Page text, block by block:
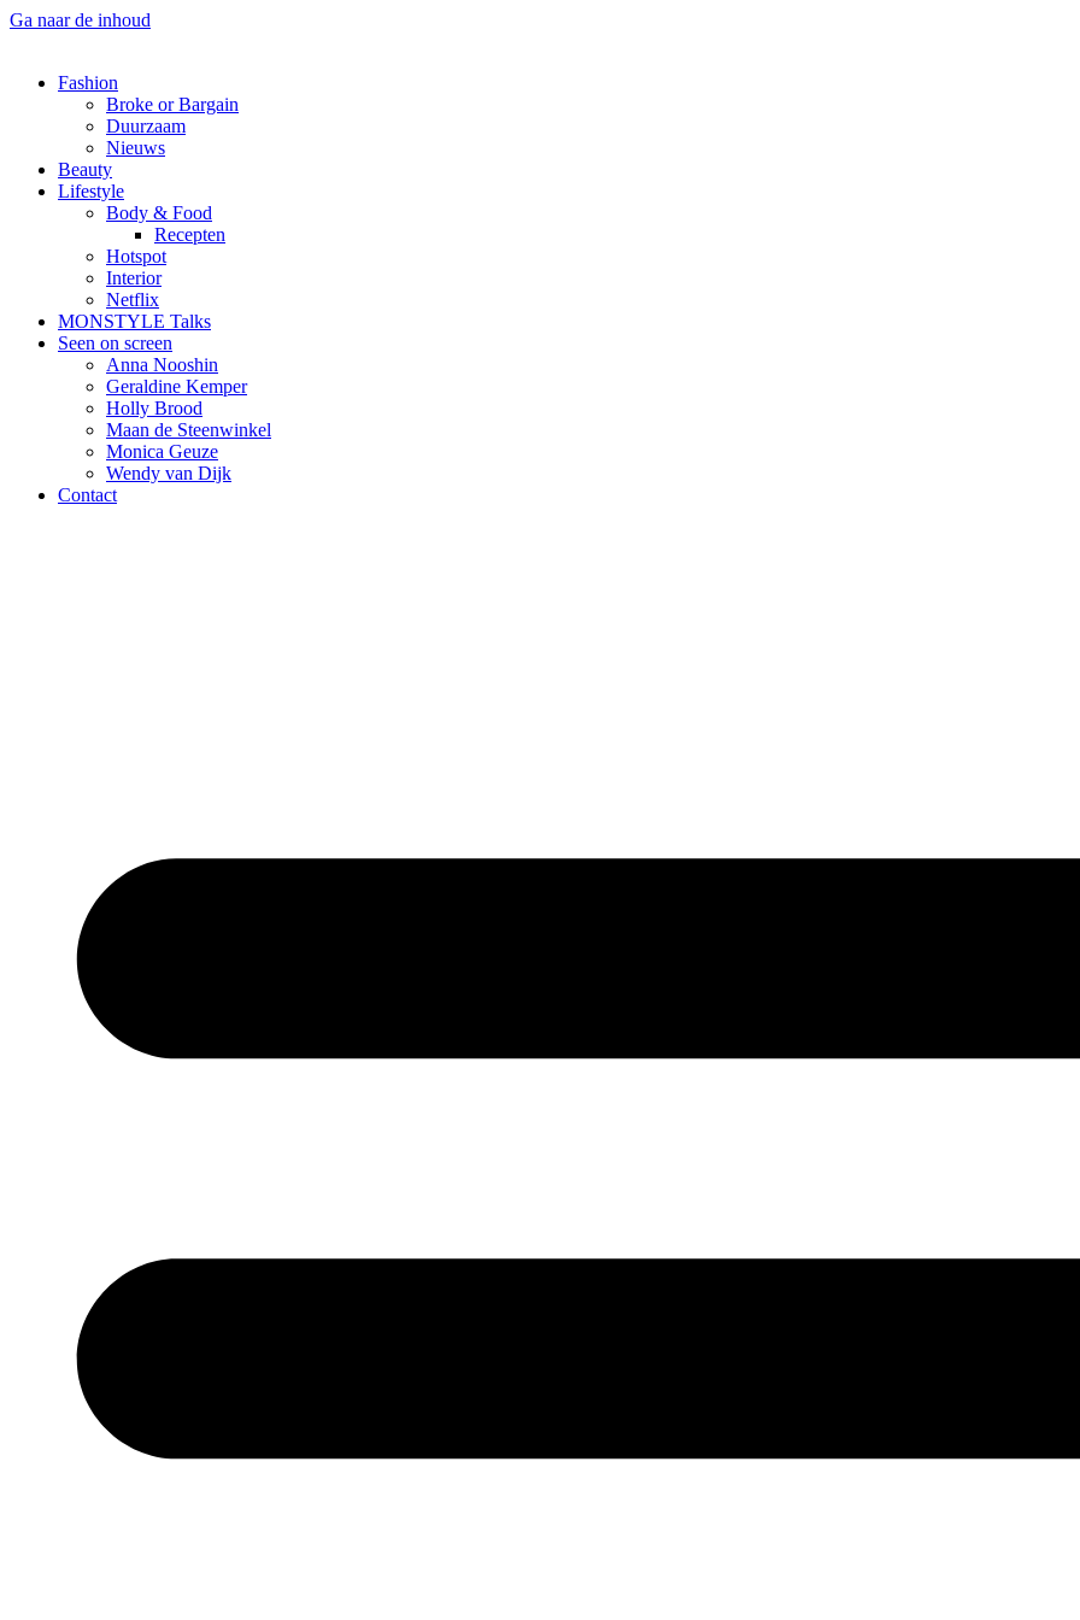
Ga naar de inhoud
Fashion
Broke or Bargain
Duurzaam
Nieuws
Beauty
Lifestyle
Body & Food
Recepten
Hotspot
Interior
Netflix
MONSTYLE Talks
Seen on screen
Anna Nooshin
Geraldine Kemper
Holly Brood
Maan de Steenwinkel
Monica Geuze
Wendy van Dijk
Contact